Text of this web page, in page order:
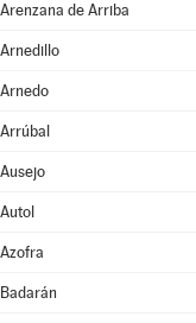
Arenzana de Arriba
Arnedillo
Arnedo
Arrúbal
Ausejo
Autol
Azofra
Badarán